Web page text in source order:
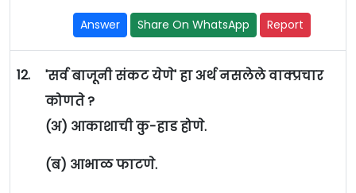
Answer Share On WhatsApp Report
12.
'सर्व बाजूनी संकट येणे' हा अर्थ नसलेले वाक्प्रचार
कोणते ?
(अ) आकाशाची कु-हाड होणे.
(ब) आभाळ फाटणे.